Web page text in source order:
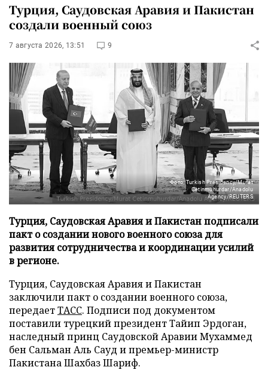
Турция, Саудовская Аравия и Пакистан
создали военный союз
7 августа 2026, 13:51 9
Фото: Turkish Presidency/Murat
Cetinmuhurdar/Anadolu
Agency/REUTERS
Турция, Саудовская Аравия и Пакистан подписали
пакт о создании нового военного союза для
развития сотрудничества и координации усилий
в регионе.
Турция, Саудовская Аравия и Пакистан
заключили пакт о создании военного союза,
передаетТАСС. Подписи под документом
поставили турецкий президент Тайип Эрдоган,
наследный принц Саудовской Аравии Мухаммед
бен Сальман Аль Сауд и премьер-министр
Пакистана Шахбаз Шариф.